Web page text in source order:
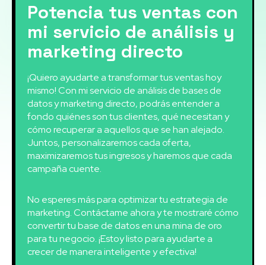
Potencia tus ventas con
mi servicio de análisis y
marketing directo
¡Quiero ayudarte a transformar tus ventas hoy
mismo! Con mi servicio de análisis de bases de
datos y marketing directo, podrás entender a
fondo quiénes son tus clientes, qué necesitan y
cómo recuperar a aquellos que se han alejado.
Juntos, personalizaremos cada oferta,
maximizaremos tus ingresos y haremos que cada
campaña cuente.
No esperes más para optimizar tu estrategia de
marketing. Contáctame ahora y te mostraré cómo
convertir tu base de datos en una mina de oro
para tu negocio. ¡Estoy listo para ayudarte a
crecer de manera inteligente y efectiva!